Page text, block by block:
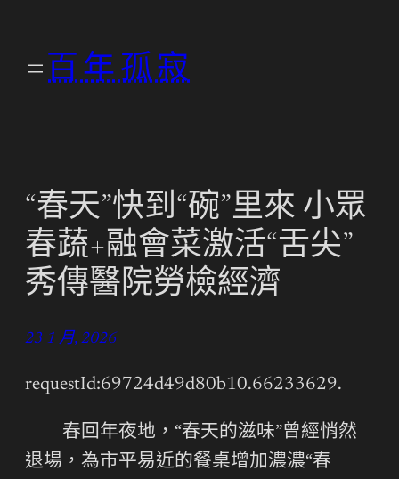
百年孤寂
“春天”快到“碗”里來 小眾
春蔬+融會菜激活“舌尖”
秀傳醫院勞檢經濟
23 1 月, 2026
requestId:69724d49d80b10.66233629.
春回年夜地，“春天的滋味”曾經悄然
退場，為市平易近的餐桌增加濃濃“春